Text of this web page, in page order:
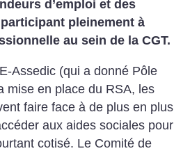
d’emploi et des
pleinement à
au sein de la CGT.
Assedic (qui a donné Pôle
mise en place du RSA, les
faire face à de plus en plus
aux aides sociales pour
cotisé. Le Comité de